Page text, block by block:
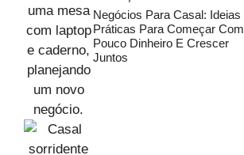
Negócios Para Casal: Ideias
Práticas Para Começar Com
Pouco Dinheiro E Crescer
Juntos